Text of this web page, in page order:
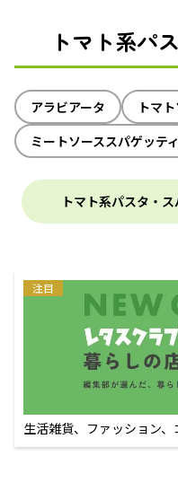
トマト系パ
アラビアータ トマ
ミートソーススパゲッティ
トマト系パスタ・
注目
生活雑貨、ファッション
えるECサイト